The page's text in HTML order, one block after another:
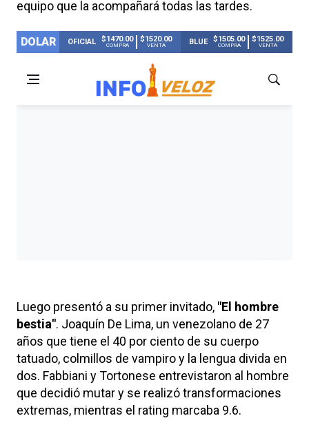
equipo que la acompañará todas las tardes.
Luego presentó a su primer invitado, "El hombre
bestia". Joaquín De Lima, un venezolano de 27
años que tiene el 40 por ciento de su cuerpo
tatuado, colmillos de vampiro y la lengua divida en
dos. Fabbiani y Tortonese entrevistaron al hombre
que decidió mutar y se realizó transformaciones
extremas, mientras el rating marcaba 9.6.